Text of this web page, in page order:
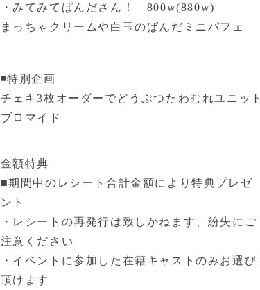
・みてみてぱんださん！ 800w(880w)
まっちゃクリームや白玉のぱんだミニパフェ
◾️特別企画
チェキ3枚オーダーでどうぶつたわむれユニット
ブロマイド
金額特典
■期間中のレシート合計金額により特典プレゼ
ント
・レシートの再発行は致しかねます、紛失にご
注意ください
・イベントに参加した在籍キャストのみお選び
頂けます